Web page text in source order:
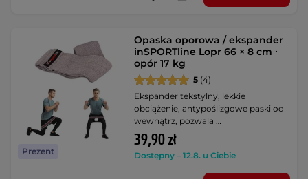
Prezent
Opaska oporowa / ekspander
inSPORTline Lopr 66 × 8 cm ∙
opór 17 kg
5 (4)
Ekspander tekstylny, lekkie
obciążenie, antypoślizgowe paski od
wewnątrz, pozwala …
39,90 zł
Dostępny – 12.8. u Ciebie